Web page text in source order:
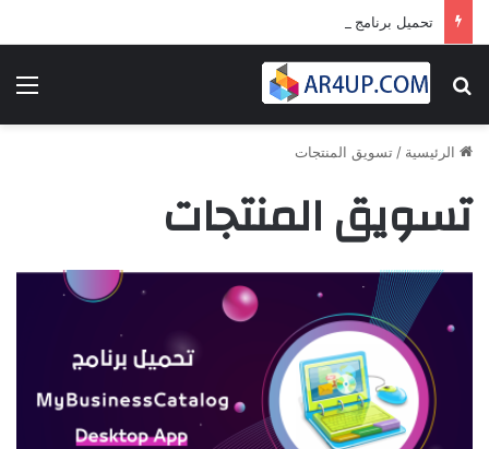
بحث عن
الرئيسية / تسويق المنتجات
تسويق المنتجات